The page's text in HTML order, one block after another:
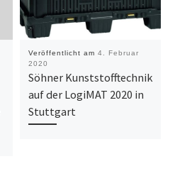
Veröffentlicht am 4. Februar
2020
Söhner Kunststofftechnik
auf der LogiMAT 2020 in
Stuttgart